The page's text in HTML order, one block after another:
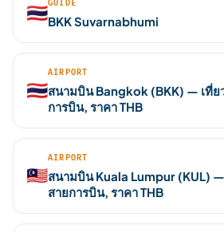
🇹🇭GUIDE
BKK Suvarnabhumi
🇹🇭
AIRPORT
สนามบิน Bangkok (BKK) — เที่ย
การบิน, ราคา THB
🇲🇾
AIRPORT
สนามบิน Kuala Lumpur (KUL)
สายการบิน, ราคา THB